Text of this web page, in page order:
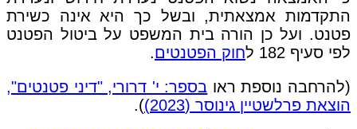
התקדמות אמצאתית, ובשל כך היא אינה כשירת
פטנט. ועל כן הורה בית המשפט על ביטול הפטנט
לפי סעיף 182 ל
חוק הפטנטים.
(להרחבה נוספת ראו בספר: י' דרורי, "דיני פטנטים",
הוצאת פרלשטיין גינוסר (2023)
).